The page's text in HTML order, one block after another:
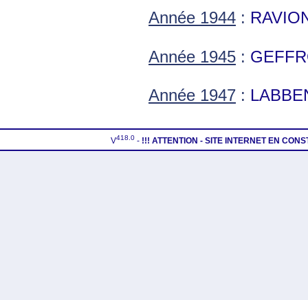
Année 1944 :
Année 1945 :
Année 1947 :
V418.0 - !!! ATTENTION - SITE INTERNET EN